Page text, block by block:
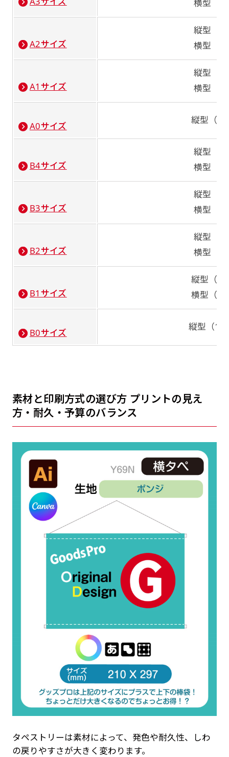
横型（
A2サイズ
縦型（
横型（
A1サイズ
縦型（
横型（
A0サイズ
縦型（
B4サイズ
縦型（
横型（
B3サイズ
縦型（
横型（
B2サイズ
縦型（
横型（
B1サイズ
縦型（
横型（
B0サイズ
縦型（
素材と印刷方式の選び方 プリントの見え
方・耐久・予算のバランス
タペストリーは素材によって、発色や耐久性、しわ
の戻りやすさが大きく変わります。